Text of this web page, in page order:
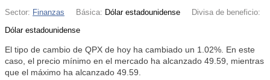
Sector: Finanzas Básica: Dólar estadounidense
Divisa de beneficio:
Dólar estadounidense
El tipo de cambio de QPX de hoy ha cambiado un 1.02% . En este
caso, el precio mínimo en el mercado ha alcanzado 49.59, mientras
que el máximo ha alcanzado 49.59.